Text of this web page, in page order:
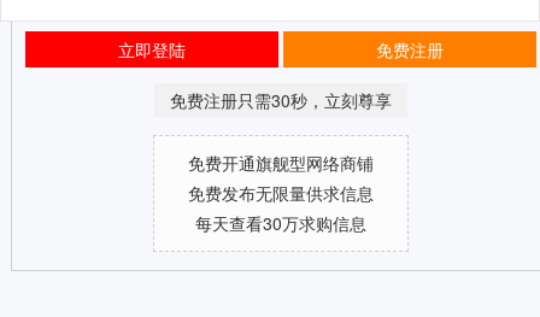
立即登陆 免费注册
免费注册只需30秒，立刻尊享
免费开通旗舰型网络商铺
免费发布无限量供求信息
每天查看30万求购信息